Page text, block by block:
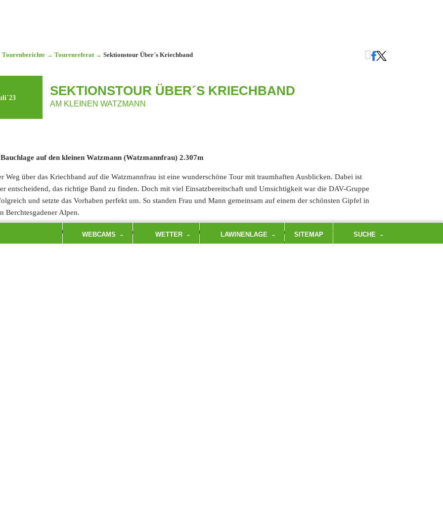
Tourenberichte → Tourenreferat → Sektionstour Über´s Kriechband
SEKTIONSTOUR ÜBER´S KRIECHBAND
AM KLEINEN WATZMANN
auf den kleinen Watzmann (Watzmannfrau) 2.307m
Weg über das Kriechband auf die Watzmannfrau ist eine wunderschöne Tour mit traumhaften Ausblicken. Dabei ist
entscheidend, das richtige Band zu finden. Doch mit viel Einsatzbereitschaft und Umsichtigkeit war die DAV-Gruppe
und setzte das Vorhaben perfekt um. So standen Frau und Mann gemeinsam auf einem der schönsten Gipfel in
Berchtesgadener Alpen.
Abstieg über den Gendarm meisterten die sechs Bergbegeisterten perfekt und ließen die Tour beim Einkehrschwung
der Kührointalm ausklingen, bevor sie es dann mit den Radln zum PP Hammerstiel laufen ließen.
WEBCAMS WETTER LAWINENLAGE SITEMAP SUCHE